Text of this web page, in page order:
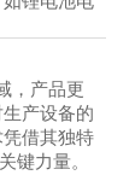
，产品更
产设备的
借其独特
键力量。